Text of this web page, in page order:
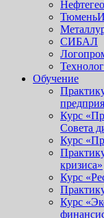
СИБАЛ
Обучение
Курс
Совета
Курс
кризиса»
Курс
Курс